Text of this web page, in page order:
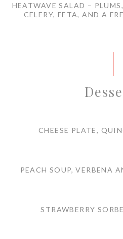
HEATWAVE SALAD –
CELERY, FETA, AND A
CHEESE PLATE,
PEACH SOUP, VERBENA
STRAWBERRY